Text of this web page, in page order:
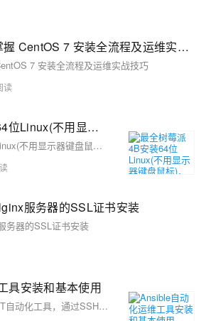
深入解析：一步步掌握 CentOS 7 安装全流程及运维实战技巧
7 安装全流程及运维实战技巧
最全树莓派4B安装64位Linux(不用显示器键盘鼠标)，Linux运维面试送分题
最全树莓派4B安装64位Linux(不用显示器键盘鼠标)，Linux运维面试送分题
服务器的SSL证书安装
务器的SSL证书安装
具安装和基本使用
Ansible 是一款无代理的IT自动化工具，通过SSH连接目标主机执行配置管理、应用部署和云端管理任务。它使用YAML编写的Playbook定义任务，核心组件包括Playbook、模块、主机清单、变量等。Ansible的优势在于易用、功能强大、无须在目标主机安装额外软件，并且开源。安装过程涉及配置网络源、yum安装和SSH密钥设置。通过定义主机清单和使用模块进行通信测试，确保连接成功。